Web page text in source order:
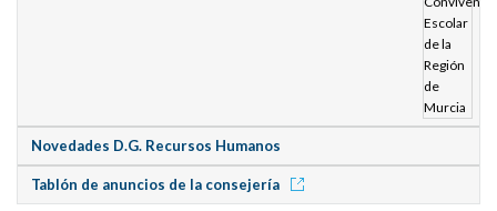
Novedades D.G. Recursos Humanos
Tablón de anuncios de la consejería